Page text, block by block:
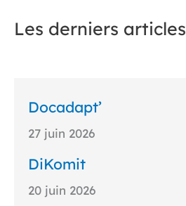
Les derniers articles
Docadapt’
27 juin 2026
DiKomit
20 juin 2026